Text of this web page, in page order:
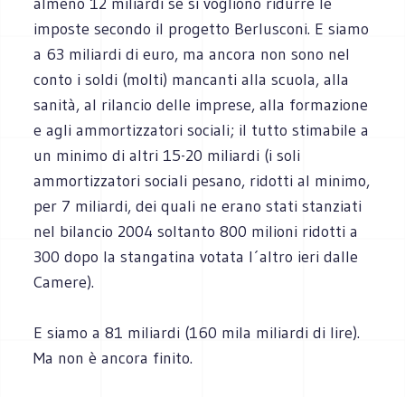
imposte secondo il progetto Berlusconi. E siamo
a 63 miliardi di euro, ma ancora non sono nel
conto i soldi (molti) mancanti alla scuola, alla
sanità, al rilancio delle imprese, alla formazione
e agli ammortizzatori sociali; il tutto stimabile a
un minimo di altri 15-20 miliardi (i soli
ammortizzatori sociali pesano, ridotti al minimo,
per 7 miliardi, dei quali ne erano stati stanziati
nel bilancio 2004 soltanto 800 milioni ridotti a
300 dopo la stangatina votata l´altro ieri dalle
Camere).
E siamo a 81 miliardi (160 mila miliardi di lire).
Ma non è ancora finito.